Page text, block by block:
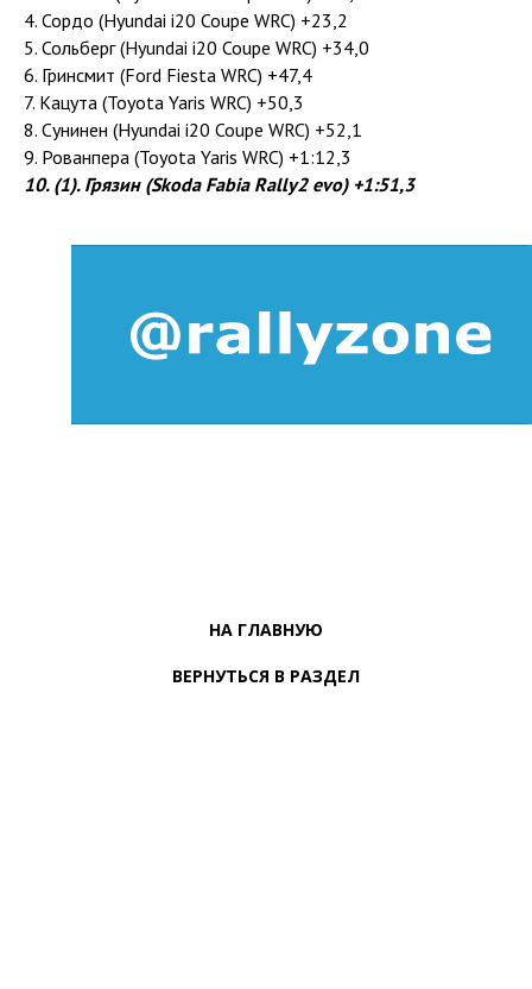
4. Сордо (Hyundai i20 Coupe WRC) +23,2
5. Сольберг (Hyundai i20 Coupe WRC) +34,0
6. Гринсмит (Ford Fiesta WRC) +47,4
7. Кацута (Toyota Yaris WRC) +50,3
8. Сунинен (Hyundai i20 Coupe WRC) +52,1
9. Рованпера (Toyota Yaris WRC) +1:12,3
10. (1). Грязин (Skoda Fabia Rally2 evo) +1:51,3
НА ГЛАВНУЮ
ВЕРНУТЬСЯ В РАЗДЕЛ